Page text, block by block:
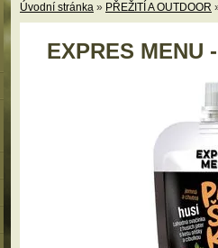
Úvodní stránka » PŘEŽITÍ A OUTDOOR
EXPRES MENU